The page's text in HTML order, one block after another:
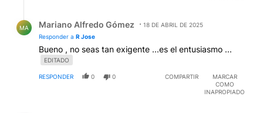
MA Mariano Alfredo Gómez
18 DE ABRIL DE 2025
Responder a R Jose
Bueno , no seas tan exigente ...es el entusiasmo ...
EDITADO
RESPONDER 0 0 COMPARTIR
MARCAR
COMO
INAPROPIADO